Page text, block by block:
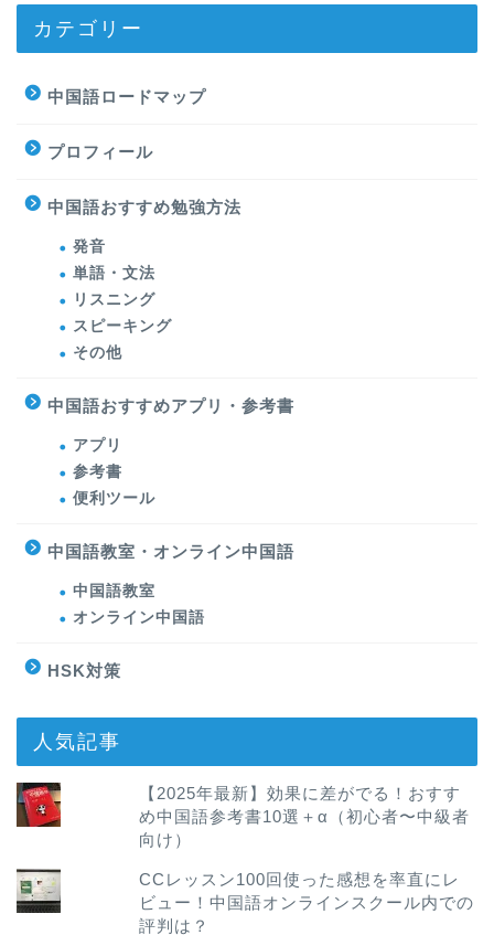
カテゴリー
中国語ロードマップ
プロフィール
中国語おすすめ勉強方法
発音
単語・文法
リスニング
スピーキング
その他
中国語おすすめアプリ・参考書
アプリ
参考書
便利ツール
中国語教室・オンライン中国語
中国語教室
オンライン中国語
HSK対策
人気記事
【2025年最新】効果に差がでる！おすす
め中国語参考書10選＋α（初心者〜中級者
向け）
CCレッスン100回使った感想を率直にレ
ビュー！中国語オンラインスクール内での
評判は？